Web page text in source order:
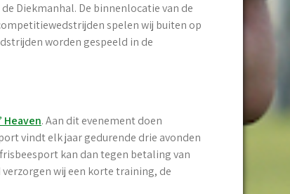
Diekmanhal. De binnenlocatie van de
spelen wij buiten op
worden gespeeld in de
Heaven. Aan dit evenement doen
vindt elk jaar gedurende drie avonden
kan dan tegen betaling van
wij een korte training, de